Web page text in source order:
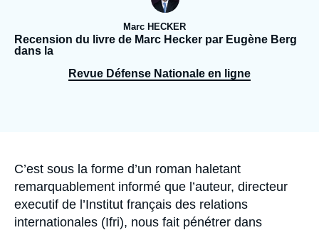
Se connecter
Proche-Orient
Marc HECKER
Recension du livre de Marc Hecker par Eugène Berg
dans la
Revue Défense Nationale en ligne
Accroche
C’est sous la forme d’un roman haletant
remarquablement informé que l’auteur, directeur
executif de l’Institut français des relations
internationales (Ifri), nous fait pénétrer dans